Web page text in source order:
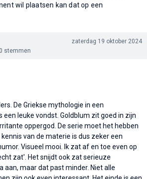
wil plaatsen kan dat op een
stemmen
zaterdag 19 oktober 2024
De Griekse mythologie in een
een leuke vondst. Goldblum zit goed in zijn
oppergod. De serie moet het hebben
van de materie is dus zeker een
Visueel mooi. Ik zat af en toe even op
zat'. Het snijdt ook zat serieuze
aan, maar dat past minder. Niet alle